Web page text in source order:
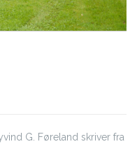
G. Føreland skriver fra